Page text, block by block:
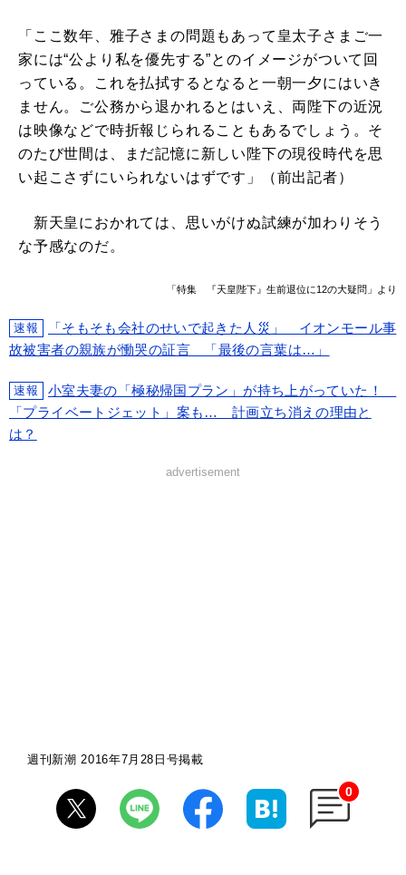
「ここ数年、雅子さまの問題もあって皇太子さまご一
家には“公より私を優先する”とのイメージがついて回
っている。これを払拭するとなると一朝一夕にはいき
ません。ご公務から退かれるとはいえ、両陛下の近況
は映像などで時折報じられることもあるでしょう。そ
のたび世間は、まだ記憶に新しい陛下の現役時代を思
い起こさずにいられないはずです」（前出記者）
新天皇におかれては、思いがけぬ試練が加わりそう
な予感なのだ。
「特集 『天皇陛下』生前退位に12の大疑問」より
速報
「そもそも会社のせいで起きた人災」 イオンモール事
故被害者の親族が慟哭の証言 「最後の言葉は…」
速報
小室夫妻の「極秘帰国プラン」が持ち上がっていた！
「プライベートジェット」案も… 計画立ち消えの理由と
は？
advertisement
週刊新潮 2016年7月28日号掲載
0